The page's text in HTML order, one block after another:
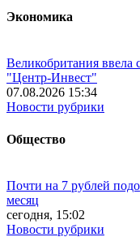
Экономика
Великобритания ввела
"Центр-Инвест"
07.08.2026 15:34
Новости рубрики
Общество
Почти на 7 рублей
месяц
сегодня, 15:02
Новости рубрики